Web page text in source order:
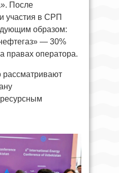
После
участия в СРП
образом:
— 30%
правах оператора.
рассматривают